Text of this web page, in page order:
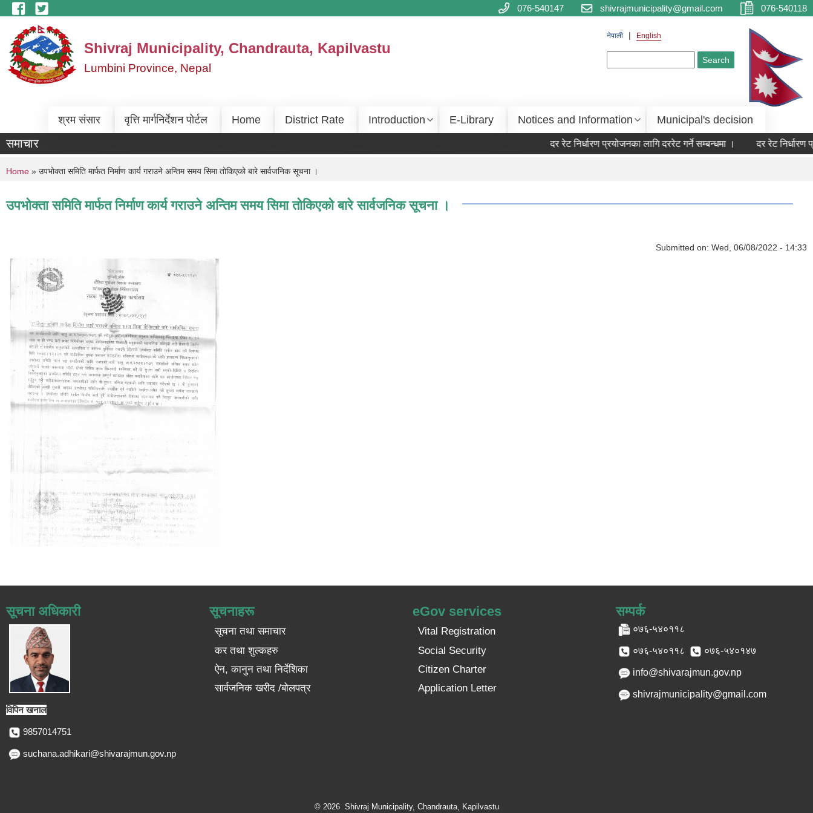
Skip to main content 076-540147 shivrajmunicipality@gmail.com 076-540118
Shivraj Municipality, Chandrauta, Kapilvastu
Lumbini Province, Nepal
नेपाली English
श्रम संसार वृत्ति मार्गनिर्देशन पोर्टल Home District Rate Introduction E-Library Notices and Information Municipal's decision
समाचार दर रेट निर्धारण प्रयोजनका लागि दररेट गर्ने सम्बन्धमा । दर रेट निर्धारण
You are here
Home » उपभोक्ता समिति मार्फत निर्माण कार्य गराउने अन्तिम समय सिमा तोकिएको बारे सार्वजनिक सूचना ।
उपभोक्ता समिति मार्फत निर्माण कार्य गराउने अन्तिम समय सिमा तोकिएको बारे सार्वजनिक सूचना ।
Submitted on: Wed, 06/08/2022 - 14:33
सूचना अधिकारी
विपिन खनाल
9857014751
suchana.adhikari@shivarajmun.gov.np
सूचनाहरू
सूचना तथा समाचार
कर तथा शुल्कहरु
ऐन, कानुन तथा निर्देशिका
सार्वजनिक खरीद /बोलपत्र
eGov services
Vital Registration
Social Security
Citizen Charter
Application Letter
सम्पर्क
०७६-५४०११८
०७६-५४०११८ ०७६-५४०१४७
info@shivarajmun.gov.np
shivrajmunicipality@gmail.com
© 2026 Shivraj Municipality, Chandrauta, Kapilvastu